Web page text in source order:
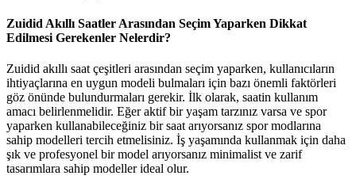
Zuidid Akıllı Saatler Arasından Seçim Yaparken Dikkat
Edilmesi Gerekenler Nelerdir?
Zuidid akıllı saat çeşitleri arasından seçim yaparken, kullanıcıların
ihtiyaçlarına en uygun modeli bulmaları için bazı önemli faktörleri
göz önünde bulundurmaları gerekir. İlk olarak, saatin kullanım
amacı belirlenmelidir. Eğer aktif bir yaşam tarzınız varsa ve spor
yaparken kullanabileceğiniz bir saat arıyorsanız spor modlarına
sahip modelleri tercih etmelisiniz. İş yaşamında kullanmak için daha
şık ve profesyonel bir model arıyorsanız minimalist ve zarif
tasarımlara sahip modeller ideal olur.